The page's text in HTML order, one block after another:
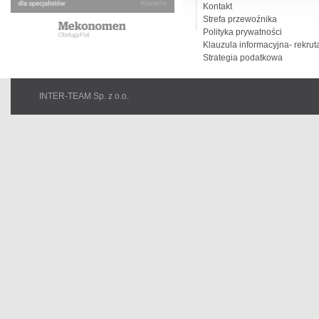
Kontakt
Strefa przewoźnika
Polityka prywatności
Klauzula informacyjna-
Strategia podatkowa
INTER-TEAM Sp. z o.o.